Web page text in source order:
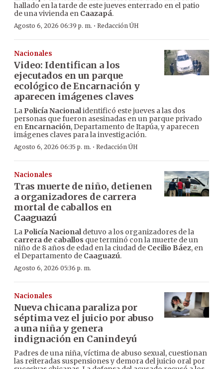
hallado en la tarde de este jueves enterrado en el patio
de una vivienda en Caazapá.
Agosto 6, 2026 06:39 p. m. · Redacción ÚH
Nacionales
Video: Identifican a los
ejecutados en un parque
ecológico de Encarnación y
aparecen imágenes claves
La Policía Nacionalidentificó este jueves a las dos
personas que fueron asesinadas en un parque privado
en Encarnación, Departamento de Itapúa, y aparecen
imágenes claves para la investigación.
Agosto 6, 2026 06:35 p. m. · Redacción ÚH
Nacionales
Tras muerte de niño, detienen
a organizadores de carrera
mortal de caballos en
Caaguazú
La Policía Nacionaldetuvo a los organizadores de la
carrera de caballos que terminó con la muerte de un
niño de 8 años de edad en la ciudad de Cecilio Báez, en
el Departamento de Caaguazú.
Agosto 6, 2026 05:36 p. m.
Nacionales
Nueva chicana paraliza por
séptima vez el juicio por abuso
a una niña y genera
indignación en Canindeyú
Padres de una niña, víctima de abuso sexual, cuestionan
las reiteradas suspensiones y demora del juicio oral por